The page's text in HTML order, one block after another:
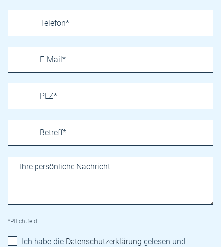
*Pflichtfeld
Ich habe die Datenschutzerklärung gelesen und